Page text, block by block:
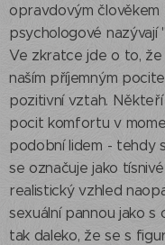
opravdovým
psychologové nazývají
Ve zkratce jde o to,
naším příjemným
pozitivní vztah.
pocit komfortu v
podobní lidem - tehdy
se označuje jako
realistický vzhled
sexuální pannou jako
tak daleko, že se s